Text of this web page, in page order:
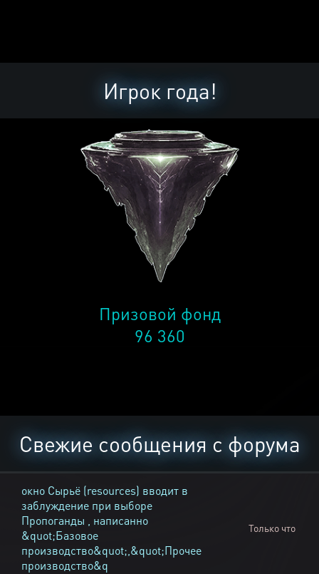
Игрок года!
Призовой фонд
96 360
Свежие сообщения с форума
окно Cырьё (resources) вводит в
заблуждение при выборе
Пропоганды , написанно
&quot;Базовое
производство&quot;,&quot;Прочее
производство&q
Только что